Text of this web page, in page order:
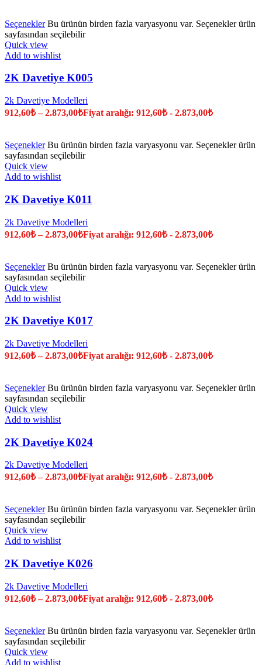
Seçenekler Bu ürünün birden fazla varyasyonu var. Seçenekler ürün
sayfasından seçilebilir
Quick view
Add to wishlist
2K Davetiye K005
2k Davetiye Modelleri
912,60₺ –2.873,00₺Fiyat aralığı: 912,60₺ - 2.873,00₺
Seçenekler Bu ürünün birden fazla varyasyonu var. Seçenekler ürün
sayfasından seçilebilir
Quick view
Add to wishlist
2K Davetiye K011
2k Davetiye Modelleri
912,60₺ –2.873,00₺Fiyat aralığı: 912,60₺ - 2.873,00₺
Seçenekler Bu ürünün birden fazla varyasyonu var. Seçenekler ürün
sayfasından seçilebilir
Quick view
Add to wishlist
2K Davetiye K017
2k Davetiye Modelleri
912,60₺ –2.873,00₺Fiyat aralığı: 912,60₺ - 2.873,00₺
Seçenekler Bu ürünün birden fazla varyasyonu var. Seçenekler ürün
sayfasından seçilebilir
Quick view
Add to wishlist
2K Davetiye K024
2k Davetiye Modelleri
912,60₺ –2.873,00₺Fiyat aralığı: 912,60₺ - 2.873,00₺
Seçenekler Bu ürünün birden fazla varyasyonu var. Seçenekler ürün
sayfasından seçilebilir
Quick view
Add to wishlist
2K Davetiye K026
2k Davetiye Modelleri
912,60₺ –2.873,00₺Fiyat aralığı: 912,60₺ - 2.873,00₺
Seçenekler Bu ürünün birden fazla varyasyonu var. Seçenekler ürün
sayfasından seçilebilir
Quick view
Add to wishlist